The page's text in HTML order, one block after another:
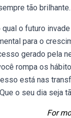
tão
o futuro
para o
gerado pela
rompa os
está nas
o seu dia seja
For